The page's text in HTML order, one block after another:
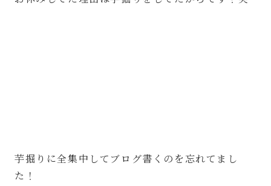
芋掘りに全集中してブログ書くのを忘れてまし
た！